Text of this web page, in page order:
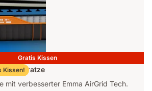
Gratis Kissen
Kissen!
26 Matratze
mit verbesserter Emma AirGrid Tech.